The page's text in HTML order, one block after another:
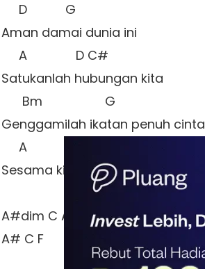
     D           G
Aman damai dunia ini
     A              D C#
Satukanlah hubungan kita
      Bm                  G
Genggamilah ikatan penuh cinta
     A             D
Sesama kita oh insani
A#dim C A Dsus2 C
A# C F